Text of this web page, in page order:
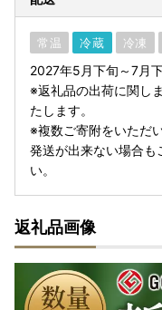
常温 冷蔵 冷凍
2027年5月下旬～7月
※返礼品の出荷に関し
たします。
※複数ご寄附をいただ
発送が出来ない場合も
い。
返礼品画像